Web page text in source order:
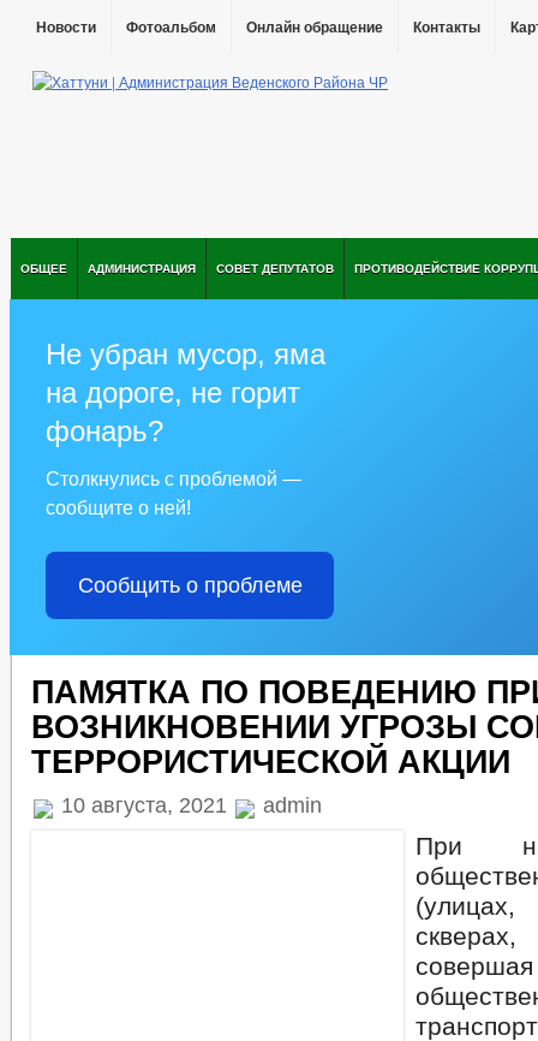
Новости Фотоальбом Онлайн обращение Контакты
ОБЩЕЕ АДМИНИСТРАЦИЯ СОВЕТ ДЕПУТАТОВ ПРОТИВОДЕЙСТВИЕ
Не убран мусор, яма
на дороге, не горит
фонарь?
Столкнулись с проблемой —
сообщите о ней!
Сообщить о проблеме
ПАМЯТКА ПО ПОВЕДЕНИЮ
ВОЗНИКНОВЕНИИ УГРОЗЫ
ТЕРРОРИСТИЧЕСКОЙ АКЦИИ
10 августа, 2021 admin
При